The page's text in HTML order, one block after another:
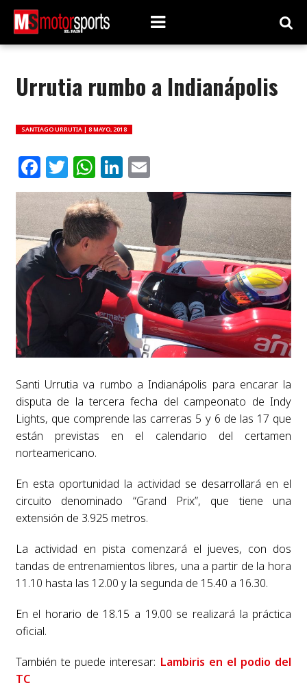
Urrutia rumbo a Indianápolis
SANTIAGO URRUTIA | 8 MAYO, 2018
Facebook
Twitter
WhatsApp
LinkedIn
Email
Santi Urrutia va rumbo a Indianápolis para encarar la
disputa de la tercera fecha del campeonato de Indy
Lights, que comprende las carreras 5 y 6 de las 17 que
están previstas en el calendario del certamen
norteamericano.
En esta oportunidad la actividad se desarrollará en el
circuito denominado “Grand Prix”, que tiene una
extensión de 3.925 metros.
La actividad en pista comenzará el jueves, con dos
tandas de entrenamientos libres, una a partir de la hora
11.10 hasta las 12.00 y la segunda de 15.40 a 16.30.
En el horario de 18.15 a 19.00 se realizará la práctica
oficial.
También te puede interesar: Lambiris en el podio del
TC